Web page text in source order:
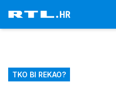
TKO BI REKAO?